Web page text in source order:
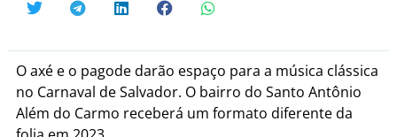
O axé e o pagode darão espaço para a música clássica
no Carnaval de Salvador. O bairro do Santo Antônio
Além do Carmo receberá um formato diferente da